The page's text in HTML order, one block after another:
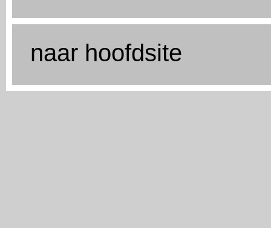
naar hoofdsite